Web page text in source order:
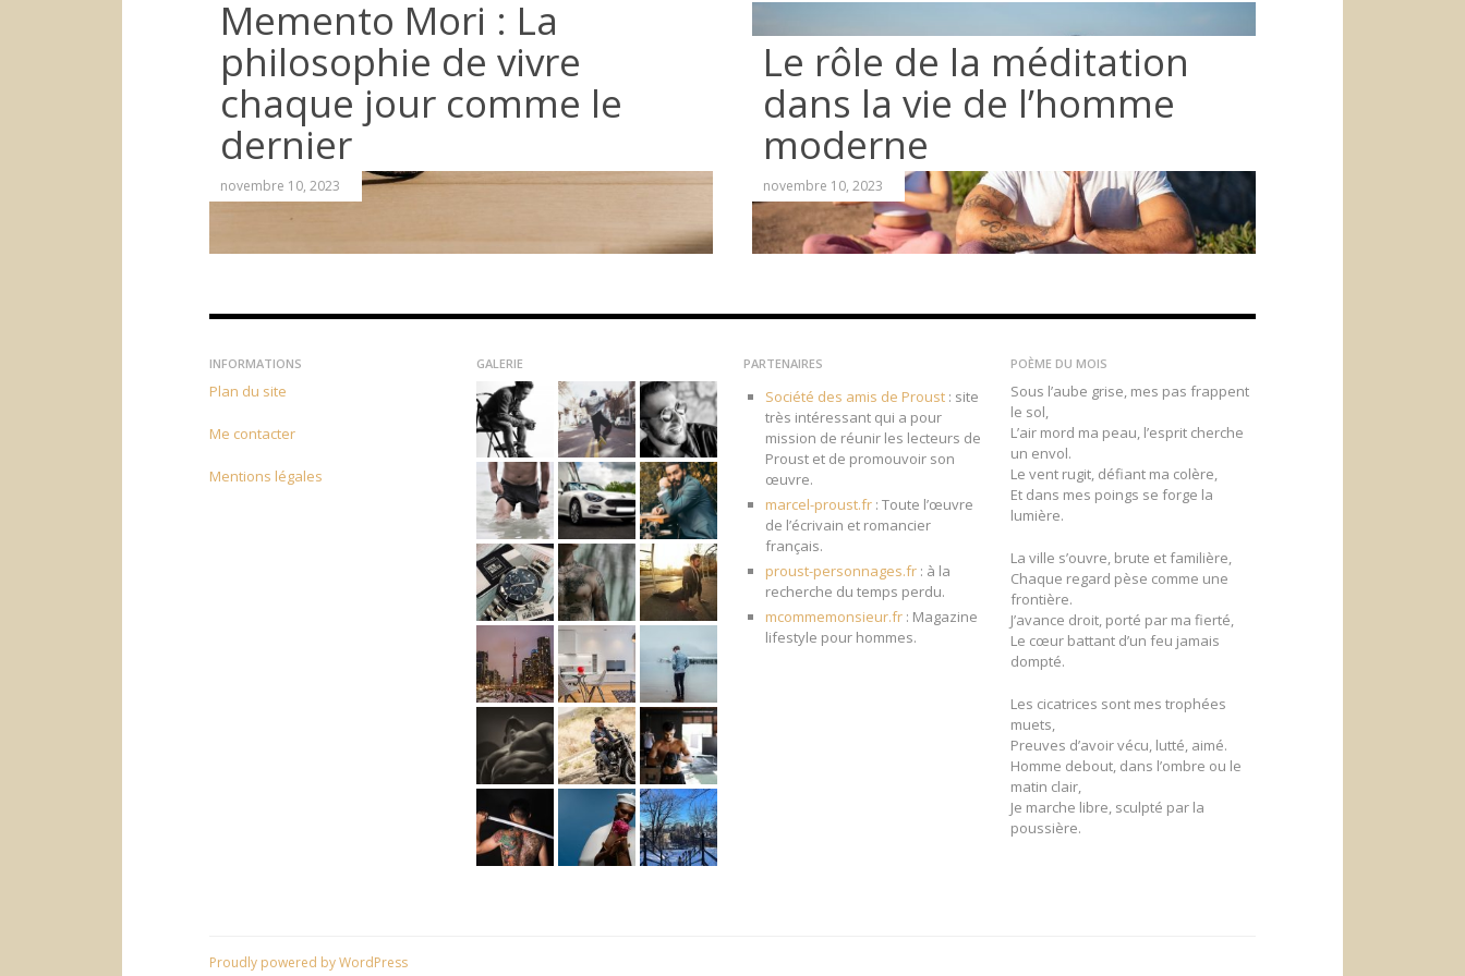
Memento Mori : La
philosophie de vivre
chaque jour comme le
dernier
novembre 10, 2023
Le rôle de la méditation
dans la vie de l’homme
moderne
novembre 10, 2023
INFORMATIONS
Plan du site
Me contacter
Mentions légales
GALERIE PARTENAIRES
Société des amis de Proust : site
très intéressant qui a pour
mission de réunir les lecteurs de
Proust et de promouvoir son
œuvre.
marcel-proust.fr : Toute l’œuvre
de l’écrivain et romancier
français.
proust-personnages.fr : à la
recherche du temps perdu.
mcommemonsieur.fr : Magazine
lifestyle pour hommes.
POÈME DU MOIS
Sous l’aube grise, mes pas frappent
le sol,
L’air mord ma peau, l’esprit cherche
un envol.
Le vent rugit, défiant ma colère,
Et dans mes poings se forge la
lumière.
La ville s’ouvre, brute et familière,
Chaque regard pèse comme une
frontière.
J’avance droit, porté par ma fierté,
Le cœur battant d’un feu jamais
dompté.
Les cicatrices sont mes trophées
muets,
Preuves d’avoir vécu, lutté, aimé.
Homme debout, dans l’ombre ou le
matin clair,
Je marche libre, sculpté par la
poussière.
Proudly powered by WordPress